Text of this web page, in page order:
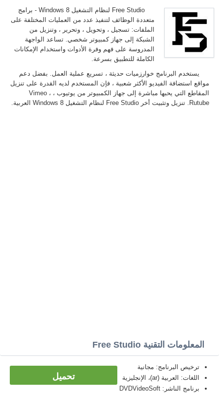
Free Studio لنظام التشغيل Windows 8 - برامج
متعددة الوظائف لتنفيذ عدد من العمليات المختلفة على
الملفات: تسجيل ، وتحويل ، وتحرير ، وتنزيل من
الشبكة إلى جهاز كمبيوتر شخصي. تساعد الواجهة
المدروسة على فهم وفرة الأدوات واستخدام الإمكانات
الكاملة للتطبيق بسرعة.
يستخدم البرنامج خوارزميات حديثة ، تسريع عملية العمل. بفضل دعم
مواقع استضافة الفيديو الأكثر شعبية ، فإن المستخدم لديه القدرة على تنزيل
المقاطع التي يحبها مباشرة إلى جهاز الكمبيوتر من يوتيوب ، Vimeo ،
Rutube. تنزيل وتثبيت أخر Free Studio لنظام التشغيل Windows 8 العربية.
المعلومات التقنية Free Studio
تحميل
ترخيص البرنامج: مجانية
اللغات: العربية (ar)، الإنجليزية
برنامج الناشر: DVDVideoSoft